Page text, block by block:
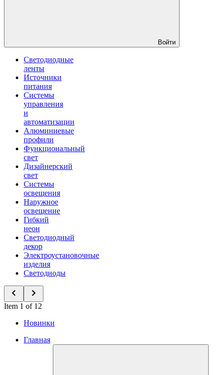
Войти
Светодиодные
ленты
Источники
питания
Системы
управления
и
автоматизации
Алюминиевые
профили
Функциональный
свет
Дизайнерский
свет
Системы
освещения
Наружное
освещение
Гибкий
неон
Светодиодный
декор
Электроустановочные
изделия
Светодиоды
Item 1 of 12
Новинки
Главная